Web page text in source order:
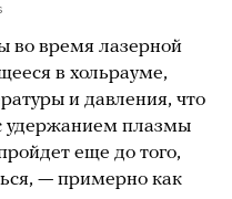
во время лазерной
в хольрауме,
и давления, что
удержанием плазмы
еще до того,
— примерно как